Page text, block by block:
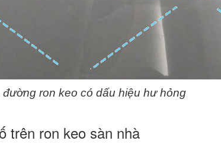
ron keo có dấu hiệu hư hỏng
trên ron keo sàn nhà